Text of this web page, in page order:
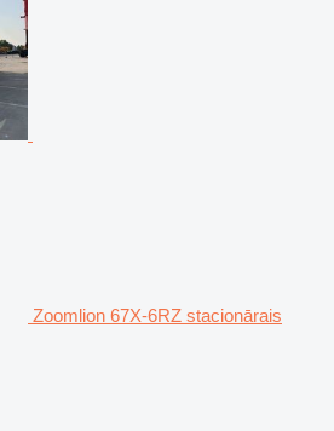
Zoomlion 67X-6RZ stacionārais